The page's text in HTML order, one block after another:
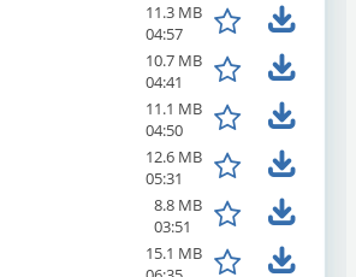
11.3 MB
04:57
10.7 MB
04:41
11.1 MB
04:50
12.6 MB
05:31
8.8 MB
03:51
15.1 MB